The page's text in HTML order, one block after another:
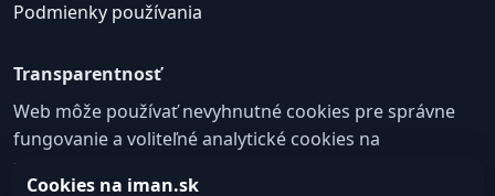
Podmienky používania
Transparentnosť
Web môže používať nevyhnutné cookies pre správne
fungovanie a voliteľné analytické cookies na
zlepšovanie obsahu a používateľskej skúsenosti.
Cookies na iman.sk